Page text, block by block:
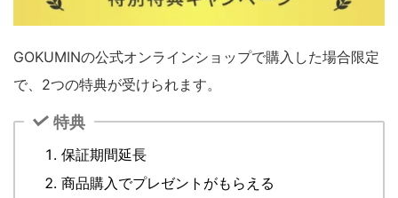
GOKUMINの公式オンラインショップで購入した場合限定
で、2つの特典が受けられます。
特典
保証期間延長
商品購入でプレゼントがもらえる